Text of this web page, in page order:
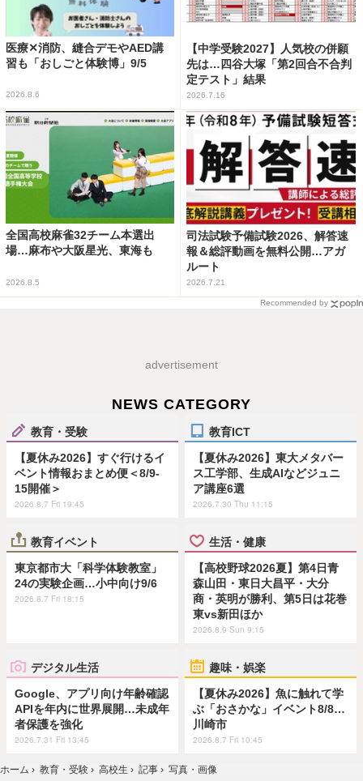
医療✕消防、縫合デモやAED講
習も「おしごと体験博」9/5
2026.8.6
【中学受験2027】人気校の併願
先は…四谷大塚「第2回合不合判
定テスト」結果
2026.7.16
全国高校麻雀32チーム本選出
場…麻布や大阪星光、東海も
2026.8.5
司法試験予備試験2026、解答速
報＆総評動画を無料公開…アガ
ルート
2026.7.21
Recommended by
advertisement
NEWS CATEGORY
教育・受験
【夏休み2026】すぐ行けるイ
ベント情報おまとめ便＜8/9-
15開催＞
2026.8.7 Fri 19:45
教育ICT
【夏休み2026】東大メタバー
ス工学部、生成AIなどジュニ
ア講座6選
2026.7.30 Thu 11:15
教育イベント
東京都市大「科学体験教室」
24の実験企画…小中向け9/6
2026.8.7 Fri 18:15
生活・健康
【高校野球2026夏】第4日青
森山田・東日大昌平・大分
商・英明が勝利、第5日は花巻
東vs新田ほか
2026.8.9 Sun 9:15
デジタル生活
Google、アプリ向け年齢確認
APIを年内に世界展開…未成年
者保護を強化
2026.7.31 Fri 13:45
趣味・娯楽
【夏休み2026】魚に触れて学
ぶ「おさかな」イベント8/8…
川崎市
2026.8.7 Fri 10:45
ホーム › 教育・受験 › 高校生 › 記事 › 写真・画像